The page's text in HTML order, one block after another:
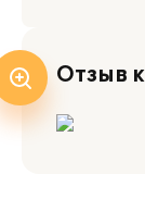
Отзыв